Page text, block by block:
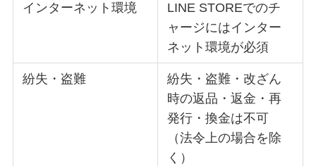
インターネット環境
LINE STOREでのチ
ャージにはインター
ネット環境が必須
紛失・盗難
紛失・盗難・改ざん
時の返品・返金・再
発行・換金は不可
（法令上の場合を除
く）